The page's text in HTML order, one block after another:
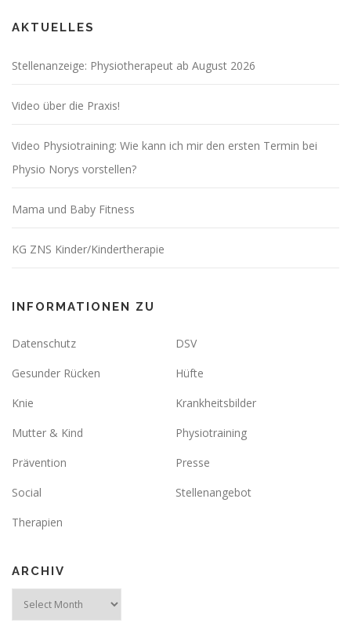
AKTUELLES
Stellenanzeige: Physiotherapeut ab August 2026
Video über die Praxis!
Video Physiotraining: Wie kann ich mir den ersten Termin bei
Physio Norys vorstellen?
Mama und Baby Fitness
KG ZNS Kinder/Kindertherapie
INFORMATIONEN ZU
Datenschutz
DSV
Gesunder Rücken
Hüfte
Knie
Krankheitsbilder
Mutter & Kind
Physiotraining
Prävention
Presse
Social
Stellenangebot
Therapien
ARCHIV
Archiv